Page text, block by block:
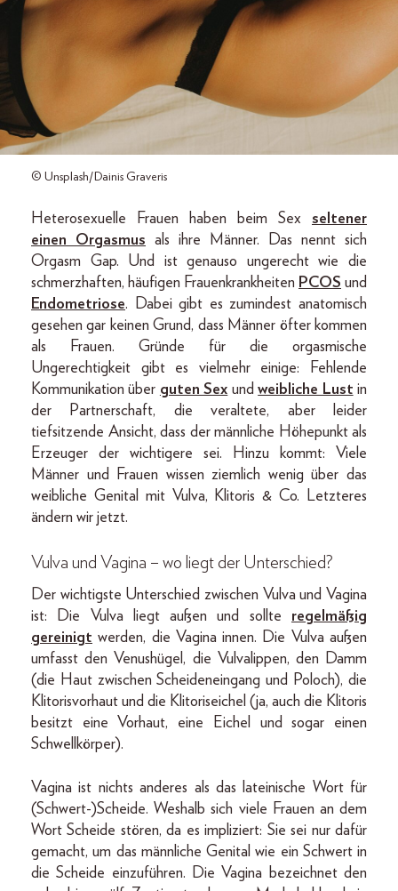
© Unsplash/Dainis Graveris
Heterosexuelle Frauen haben beim Sex seltener
einen Orgasmus als ihre Männer. Das nennt sich
Orgasm Gap. Und ist genauso ungerecht wie die
schmerzhaften, häufigen Frauenkrankheiten PCOS und
Endometriose. Dabei gibt es zumindest anatomisch
gesehen gar keinen Grund, dass Männer öfter kommen
als Frauen. Gründe für die orgasmische
Ungerechtigkeit gibt es vielmehr einige: Fehlende
Kommunikation über guten Sex undweibliche Lust in
der Partnerschaft, die veraltete, aber leider
tiefsitzende Ansicht, dass der männliche Höhepunkt als
Erzeuger der wichtigere sei. Hinzu kommt: Viele
Männer und Frauen wissen ziemlich wenig über das
weibliche Genital mit Vulva, Klitoris & Co. Letzteres
ändern wir jetzt.
Vulva und Vagina – wo liegt der Unterschied?
Der wichtigste Unterschied zwischen Vulva und Vagina
ist: Die Vulva liegt außen und sollte regelmäßig
gereinigt werden, die Vagina innen. Die Vulva außen
umfasst den Venushügel, die Vulvalippen, den Damm
(die Haut zwischen Scheideneingang und Poloch), die
Klitorisvorhaut und die Klitoriseichel (ja, auch die Klitoris
besitzt eine Vorhaut, eine Eichel und sogar einen
Schwellkörper).
Vagina ist nichts anderes als das lateinische Wort für
(Schwert-)Scheide. Weshalb sich viele Frauen an dem
Wort Scheide stören, da es impliziert: Sie sei nur dafür
gemacht, um das männliche Genital wie ein Schwert in
die Scheide einzuführen. Die Vagina bezeichnet den